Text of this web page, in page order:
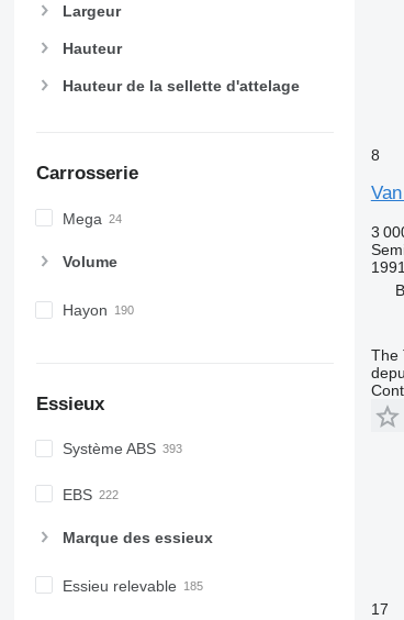
Largeur
Hauteur
Hauteur de la sellette d'attelage
Carrosserie
Mega
Volume
Hayon
Essieux
Système ABS
EBS
Marque des essieux
Essieu relevable
8
3
1991
The
17